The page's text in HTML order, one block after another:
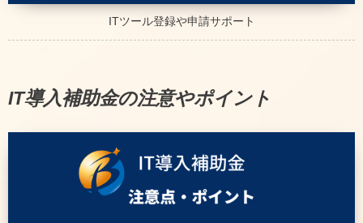
ITツール登録や申請サポート
IT導入補助金の注意やポイント